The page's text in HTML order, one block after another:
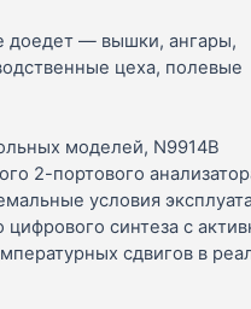
доедет — вышки, ангары,
цеха, полевые
моделей, N9914B
2-портового
условия
синтеза с
сдвигов в